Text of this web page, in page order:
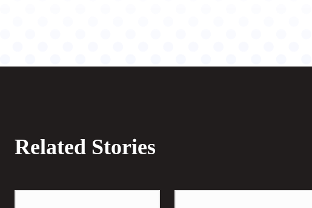
Related Stories